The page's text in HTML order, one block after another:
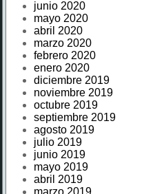
junio 2020
mayo 2020
abril 2020
marzo 2020
febrero 2020
enero 2020
diciembre 2019
noviembre 2019
octubre 2019
septiembre 2019
agosto 2019
julio 2019
junio 2019
mayo 2019
abril 2019
marzo 2019